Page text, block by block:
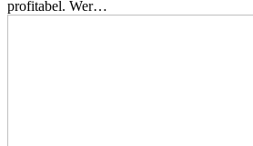
profitabel. Wer…